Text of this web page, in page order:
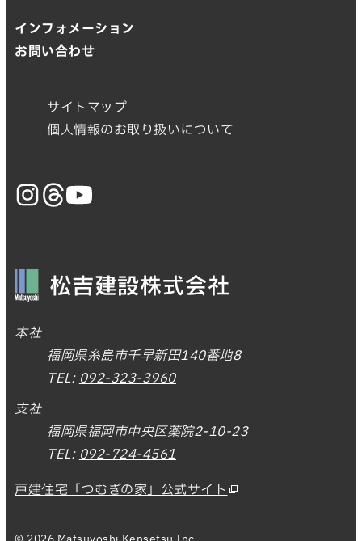
インフォメーション
お問い合わせ
サイトマップ
個人情報のお取り扱いについて
本社
福岡県糸島市千早新田140番地8
TEL: 092-323-3960
支社
福岡県福岡市中央区薬院2-10-23
TEL:092-724-4561
戸建住宅「つむぎの家」公式サイト